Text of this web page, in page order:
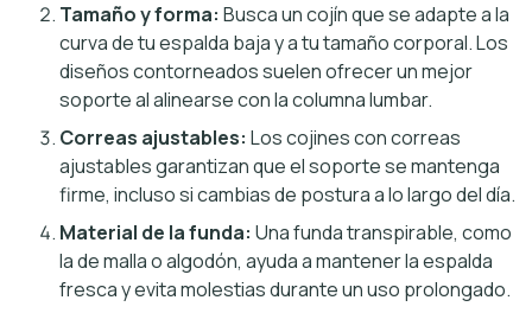
Tamaño y forma: Busca un cojín que se adapte a la
curva de tu espalda baja y a tu tamaño corporal. Los
diseños contorneados suelen ofrecer un mejor
soporte al alinearse con la columna lumbar.
Correas ajustables: Los cojines con correas
ajustables garantizan que el soporte se mantenga
firme, incluso si cambias de postura a lo largo del día.
Material de la funda: Una funda transpirable, como
la de malla o algodón, ayuda a mantener la espalda
fresca y evita molestias durante un uso prolongado.